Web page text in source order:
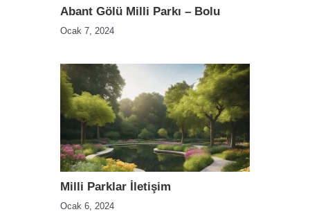
Abant Gölü Milli Parkı – Bolu
Ocak 7, 2024
Milli Parklar İletişim
Ocak 6, 2024